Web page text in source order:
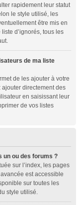
rapidement leur statut
le style utilisé, les
être mis en
d’ignorés, tous les
de ma liste
de les ajouter à votre
ajouter directement des
en saisissant leur
de vos listes
un ou des forums ?
sur l’index, les pages
est accessible
sur toutes les
style utilisé.